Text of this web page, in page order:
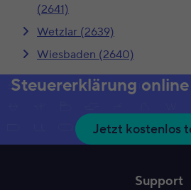
(2641)
Wetzlar (2639)
Wiesbaden (2640)
Steuererklärung
Jetzt kostenlos
Support